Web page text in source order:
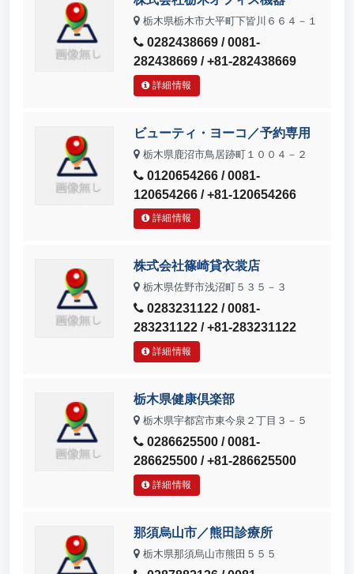
栃木県栃木市大平町下皆川６６４－１
0282438669 / 0081-
282438669 / +81-282438669
詳細情報
ビューティ・ヨーコ／予約専用
栃木県鹿沼市鳥居跡町１００４－２
0120654266 / 0081-
120654266 / +81-120654266
詳細情報
株式会社篠崎貸衣裳店
栃木県佐野市浅沼町５３５－３
0283231122 / 0081-
283231122 / +81-283231122
詳細情報
栃木県健康倶楽部
栃木県宇都宮市東今泉２丁目３－５
0286625500 / 0081-
286625500 / +81-286625500
詳細情報
那須烏山市／熊田診療所
栃木県那須烏山市熊田５５５